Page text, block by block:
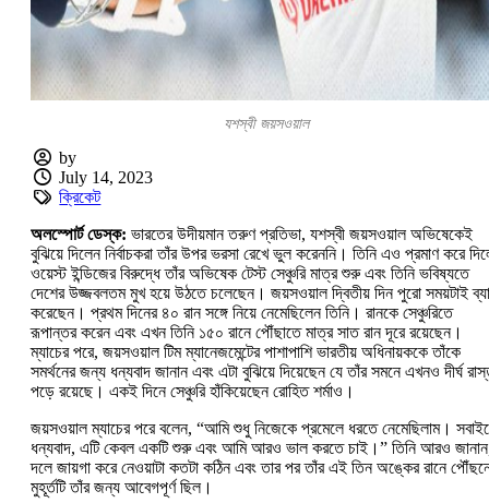
যশস্বী জয়সওয়াল
by
July 14, 2023
ক্রিকেট
অলস্পোর্ট ডেস্ক: ভারতের উদীয়মান তরুণ প্রতিভা, যশস্বী জয়সওয়াল অভিষেকেই
বুঝিয়ে দিলেন নির্বাচকরা তাঁর উপর ভরসা রেখে ভুল করেননি। তিনি এও প্রমাণ করে
ওয়েস্ট ইন্ডিজের বিরুদ্ধে তাঁর অভিষেক টেস্ট সেঞ্চুরি মাত্র শুরু এবং তিনি ভবিষ্যতে
দেশের উজ্জবলতম মুখ হয়ে উঠতে চলেছেন। জয়সওয়াল দ্বিতীয় দিন পুরো সময়টাই
করেছেন। প্রথম দিনের ৪০ রান সঙ্গে নিয়ে নেমেছিলেন তিনি। রানকে সেঞ্চুরিতে
রূপান্তর করেন এবং এখন তিনি ১৫০ রানে পৌঁছাতে মাত্র সাত রান দূরে রয়েছেন।
ম্যাচের পরে, জয়সওয়াল টিম ম্যানেজমেন্টের পাশাপাশি ভারতীয় অধিনায়ককে তাঁকে
সমর্থনের জন্য ধন্যবাদ জানান এবং এটা বুঝিয়ে দিয়েছেন যে তাঁর সমনে এখনও দীর্ঘ
পড়ে রয়েছে। একই দিনে সেঞ্চুরি হাঁকিয়েছেন রোহিত শর্মাও।
জয়সওয়াল ম্যাচের পরে বলেন, “আমি শুধু নিজেকে প্রমেলে ধরতে নেমেছিলাম।
ধন্যবাদ, এটি কেবল একটি শুরু এবং আমি আরও ভাল করতে চাই।” তিনি আরও
দলে জায়গা করে নেওয়াটা কতটা কঠিন এবং তার পর তাঁর এই তিন অঙ্কের রানে
মুহূর্তটি তাঁর জন্য আবেগপূর্ণ ছিল।